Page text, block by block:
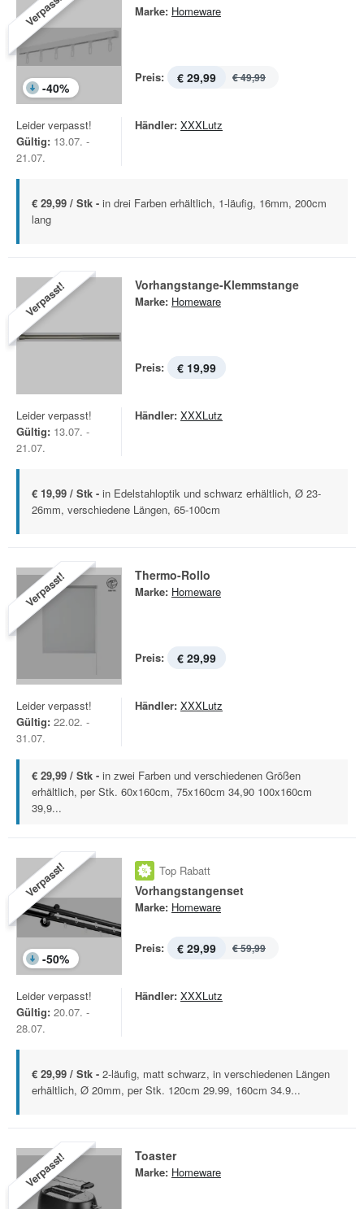
Verpasst!
-40%
Marke: Homeware
Preis: € 29,99 € 49,99
Leider verpasst!
Gültig: 13.07. -
21.07.
Händler: XXXLutz
€ 29,99 / Stk - in drei Farben erhältlich, 1-läufig, 16mm, 200cm
lang
Verpasst! Vorhangstange-Klemmstange
Marke: Homeware
Preis: € 19,99
Leider verpasst!
Gültig: 13.07. -
21.07.
Händler: XXXLutz
€ 19,99 / Stk - in Edelstahloptik und schwarz erhältlich, Ø 23-
26mm, verschiedene Längen, 65-100cm
Verpasst! Thermo-Rollo
Marke: Homeware
Preis: € 29,99
Leider verpasst!
Gültig: 22.02. -
31.07.
Händler: XXXLutz
€ 29,99 / Stk - in zwei Farben und verschiedenen Größen
erhältlich, per Stk. 60x160cm, 75x160cm 34,90 100x160cm
39,9...
Verpasst!
-50%
Top Rabatt
Vorhangstangenset
Marke: Homeware
Preis: € 29,99 € 59,99
Leider verpasst!
Gültig: 20.07. -
28.07.
Händler: XXXLutz
€ 29,99 / Stk - 2-läufig, matt schwarz, in verschiedenen Längen
erhältlich, Ø 20mm, per Stk. 120cm 29.99, 160cm 34.9...
Verpasst! Toaster
Marke: Homeware